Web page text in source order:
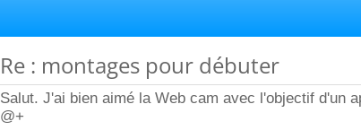
Re : montages pour débuter
Salut. J'ai bien aimé la Web cam avec l'objectif d'un
@+